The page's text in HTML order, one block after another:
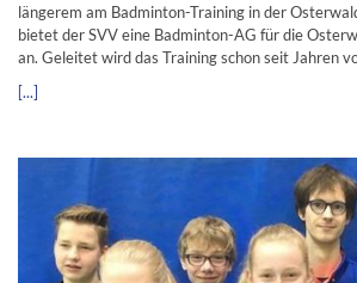
längerem am Badminton-Training in der
bietet der SVV eine Badminton-AG für die
an. Geleitet wird das Training schon seit Jahren
[...]